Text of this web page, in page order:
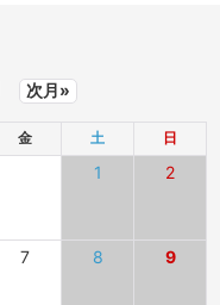
次月»
金 土 日
1 2
7 8 9